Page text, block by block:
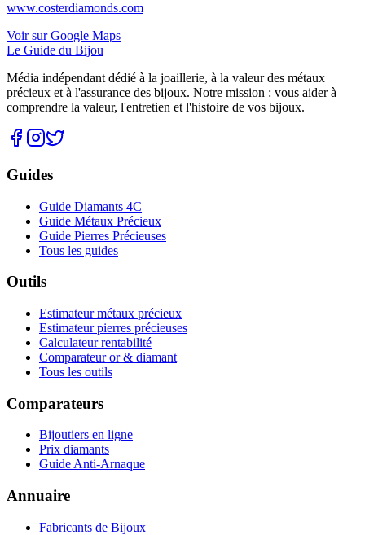
www.costerdiamonds.com
Voir sur Google Maps
Le Guide du Bijou
Média indépendant dédié à la joaillerie, à la valeur des métaux
précieux et à l'assurance des bijoux. Notre mission : vous aider à
comprendre la valeur, l'entretien et l'histoire de vos bijoux.
Guides
Guide Diamants 4C
Guide Métaux Précieux
Guide Pierres Précieuses
Tous les guides
Outils
Estimateur métaux précieux
Estimateur pierres précieuses
Calculateur rentabilité
Comparateur or & diamant
Tous les outils
Comparateurs
Bijoutiers en ligne
Prix diamants
Guide Anti-Arnaque
Annuaire
Fabricants de Bijoux